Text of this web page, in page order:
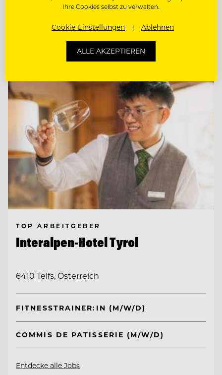
F&B CONTROLLER (M/W/D)
Entdecke alle Jobs
TOP ARBEITGEBER
Interalpen-Hotel Tyrol
6410 Telfs, Österreich
FITNESSTRAINER:IN (M/W/D)
COMMIS DE PATISSERIE (M/W/D)
Entdecke alle Jobs
Ihre Cookies selbst zu verwalten.
Cookie-Einstellungen Ablehnen
ALLE AKZEPTIEREN